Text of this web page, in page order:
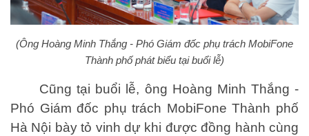
(Ông Hoàng Minh Thắng - Phó Giám đốc phụ trách MobiFone
Thành phố phát biểu tại buổi lễ)
Cũng tại buổi lễ, ông Hoàng Minh Thắng -
Phó Giám đốc phụ trách MobiFone Thành phố
Hà Nội bày tỏ vinh dự khi được đồng hành cùng